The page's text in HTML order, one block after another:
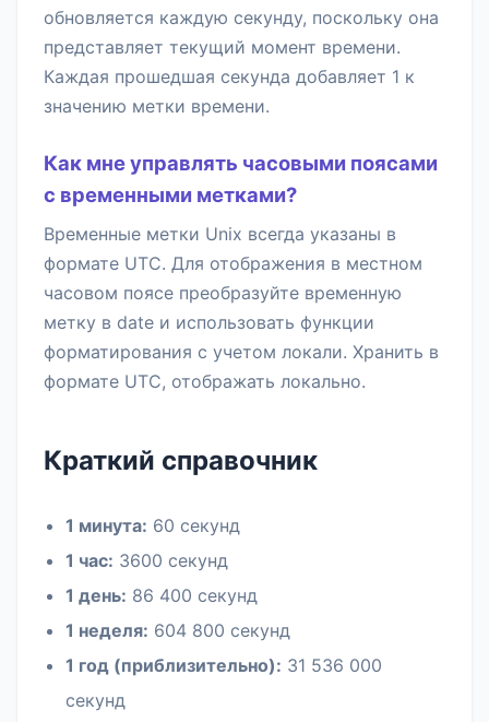
обновляется каждую секунду, поскольку она
представляет текущий момент времени.
Каждая прошедшая секунда добавляет 1 к
значению метки времени.
Как мне управлять часовыми поясами
с временными метками?
Временные метки Unix всегда указаны в
формате UTC. Для отображения в местном
часовом поясе преобразуйте временную
метку в date и использовать функции
форматирования с учетом локали. Хранить в
формате UTC, отображать локально.
Краткий справочник
1 минута: 60 секунд
1 час: 3600 секунд
1 день: 86 400 секунд
1 неделя: 604 800 секунд
1 год (приблизительно): 31 536 000
секунд